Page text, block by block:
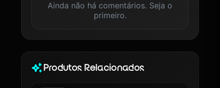
Ainda não há comentários. Seja o
primeiro.
Produtos Relacionados